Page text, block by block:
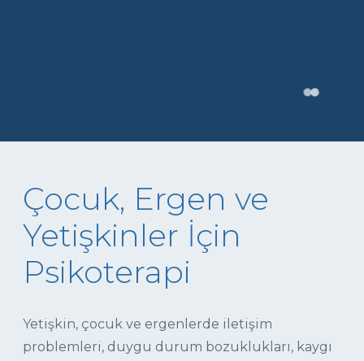
Çocuk, Ergen ve
Yetişkinler İçin
Psikoterapi
Yetişkin, çocuk ve ergenlerde iletişim
problemleri, duygu durum bozuklukları, kaygı